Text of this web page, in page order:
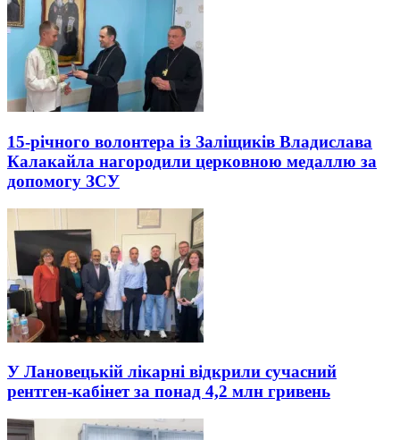
15-річного волонтера із Заліщиків Владислава
Калакайла нагородили церковною медаллю за
допомогу ЗСУ
У Лановецькій лікарні відкрили сучасний
рентген-кабінет за понад 4,2 млн гривень